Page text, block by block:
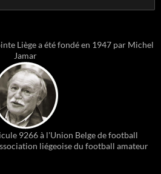
Liège a été fondé en 1947 par Michel
Jamar
9266 à l'Union Belge de football
liégeoise du football amateur